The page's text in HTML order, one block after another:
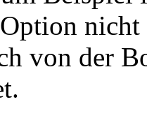
von der